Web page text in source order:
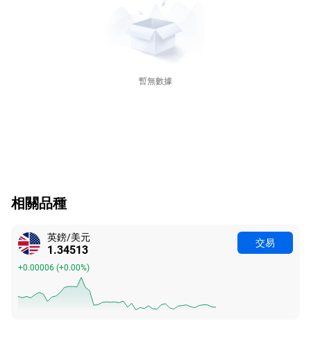
暫無數據
相關品種
英鎊/美元
1.34513
+0.00006(+0.00%)
交易